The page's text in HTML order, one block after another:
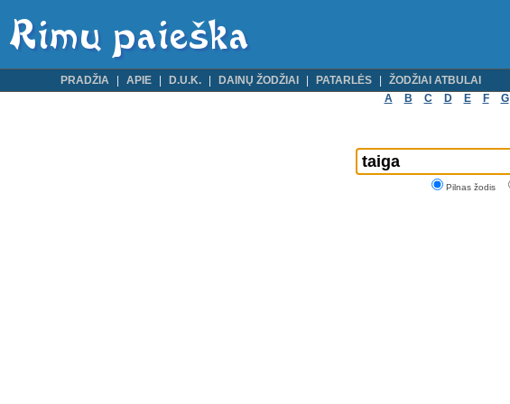
PRADŽIA APIE D.U.K. DAINŲ ŽODŽIAI PATARLĖS
ŽODŽIAI ATBULAI
A
B C D E F G
Pilnas žodis